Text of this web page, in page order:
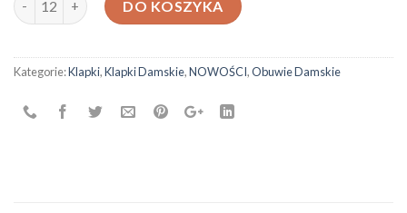
DO KOSZYKA
Kategorie:Klapki,Klapki Damskie,NOWOŚCI,Obuwie Damskie